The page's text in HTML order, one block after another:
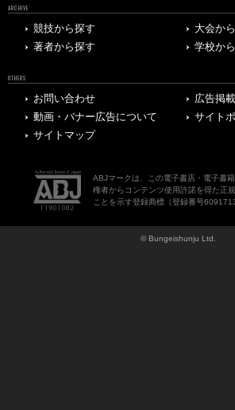
ARCHIVE
競技から探す
大会か
著者から探す
学校か
OTHERS
お問い合わせ
広告掲
動画・バナー広告について
サイト
サイトマップ
ABJマークは、この電子書店・電子書
権者からコンテンツ使用許諾を得た正
ことを示す登録商標（登録番号
© Bungeishunju Ltd.